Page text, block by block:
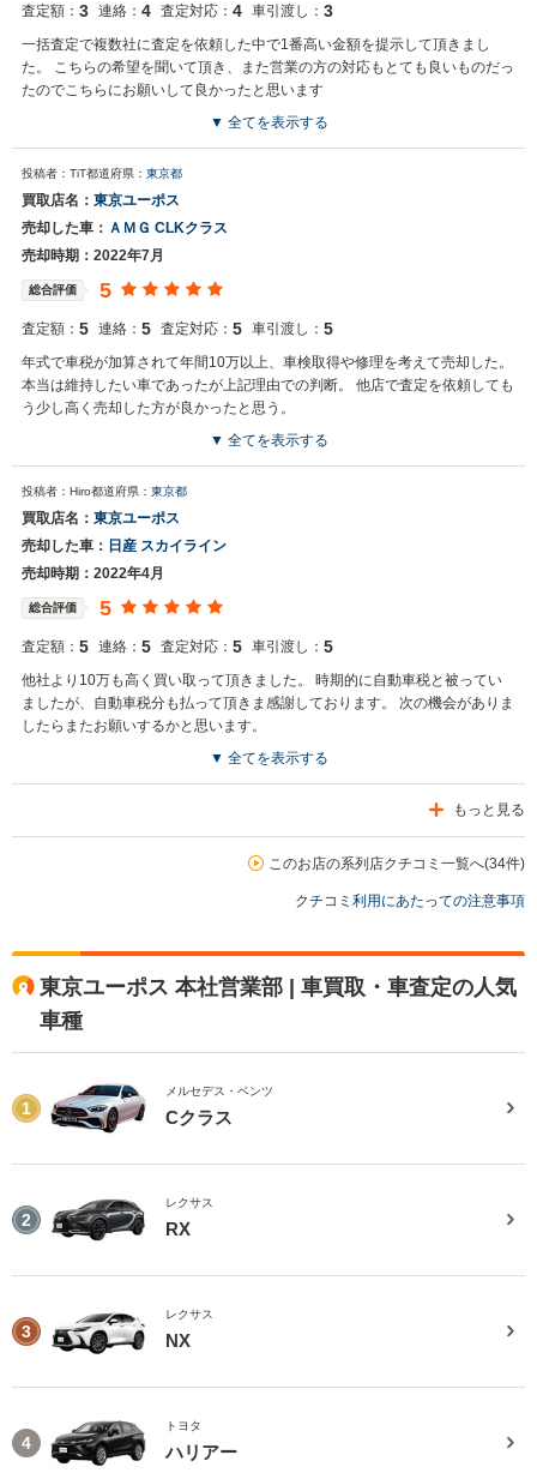
査定額： 3 連絡： 4 査定対応： 4 車引渡し： 3
一括査定で複数社に査定を依頼した中で1番高い金額を提示して頂きまし
た。 こちらの希望を聞いて頂き、また営業の方の対応もとても良いものだっ
たのでこちらにお願いして良かったと思います
▼ 全てを表示する
投稿者：TiT都道府県： 東京都
買取店名： 東京ユーポス
売却した車： ＡＭＧ CLKクラス
売却時期：2022年7月
総合評価 5
査定額： 5 連絡： 5 査定対応： 5 車引渡し： 5
年式で車税が加算されて年間10万以上、車検取得や修理を考えて売却した。
本当は維持したい車であったが上記理由での判断。 他店で査定を依頼しても
う少し高く売却した方が良かったと思う。
▼ 全てを表示する
投稿者：Hiro都道府県： 東京都
買取店名： 東京ユーポス
売却した車： 日産 スカイライン
売却時期：2022年4月
総合評価 5
査定額： 5 連絡： 5 査定対応： 5 車引渡し： 5
他社より10万も高く買い取って頂きました。 時期的に自動車税と被ってい
ましたが、自動車税分も払って頂きま感謝しております。 次の機会がありま
したらまたお願いするかと思います。
▼ 全てを表示する
もっと見る
このお店の系列店クチコミ一覧へ(34件)
クチコミ利用にあたっての注意事項
東京ユーポス 本社営業部 | 車買取・車査定の人気
車種
1
メルセデス・ベンツ
Cクラス
2
レクサス
RX
3
レクサス
NX
4
トヨタ
ハリアー